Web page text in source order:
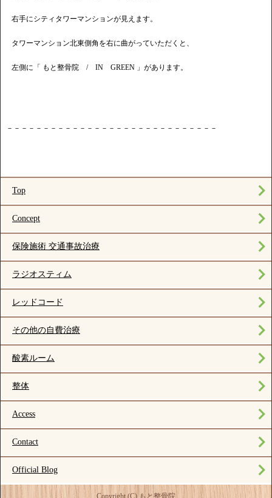
右手にシティタワーマンションが見えます。
タワーマンション北東側角を右に曲がっていただくと、
左側に「 もと整骨院 / IN GREEN 」があります。
－－－－－－－－－－－－－－－－－－－－－－－－－－－－－
Top
Concept
保険施術 交通事故治療
ラジオスティム
レッドコード
その他の自費治療
酸素ルーム
整体
Access
Contact
Official Blog
Copyright (C) もと整骨院